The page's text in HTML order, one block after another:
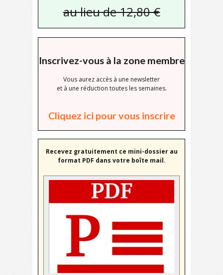
au lieu de 12,80 €
Inscrivez-vous à la zone membre
Vous aurez accès à une newsletter
et à une réduction toutes les semaines.
Cliquez ici pour vous inscrire
Recevez gratuitement ce mini-dossier au
format PDF dans votre boîte mail.